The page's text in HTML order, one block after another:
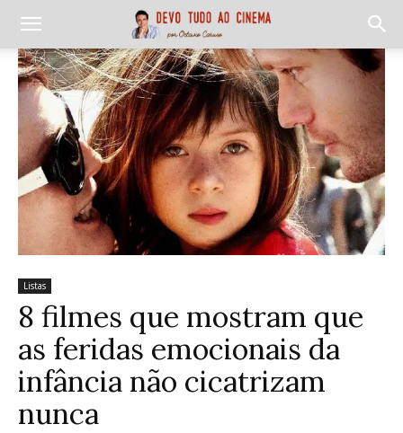
Listas
8 filmes que mostram que
as feridas emocionais da
infância não cicatrizam
nunca